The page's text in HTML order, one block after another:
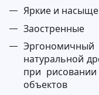
Яркие и
Заостренные
натуральной
при
объектов